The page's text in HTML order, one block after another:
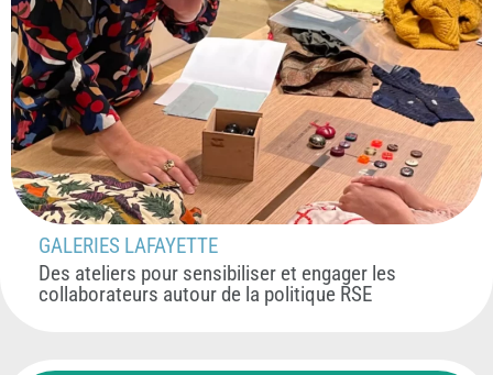
GALERIES LAFAYETTE
Des ateliers pour sensibiliser et engager les
collaborateurs autour de la politique RSE